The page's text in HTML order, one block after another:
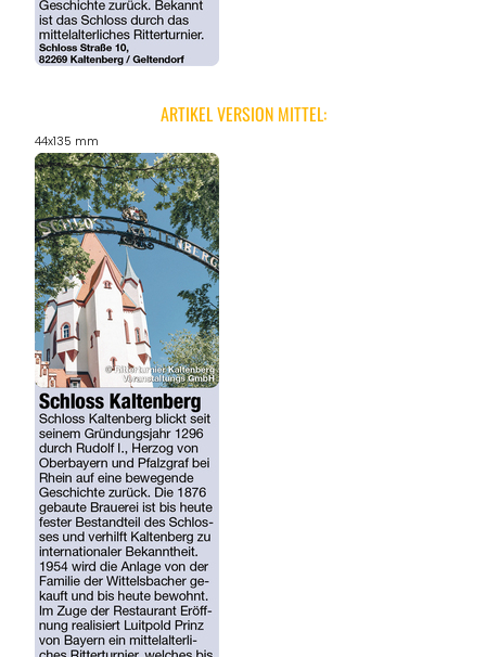
ARTIKEL VERSION MITTEL:
44x135 mm